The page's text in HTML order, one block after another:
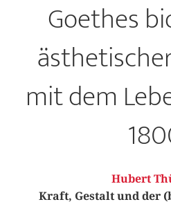
Goethes
mit dem
Hubert
Kraft, Gestalt und der